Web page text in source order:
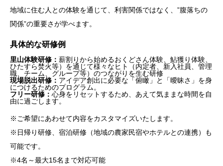
地域に住む人との体験を通じて、利害関係ではなく、”腹落ちの
関係”の重要さが学べます。
具体的な研修例
里山体験研修： 薪割りから始めるおくどさん体験、鮎獲り体験、
ひたすら焚火等）を通じて様々なヒト（内定者、新入社員、管理
職、チーム、グループ等）のつながりを生む研修
現場脱出研修： アイデア創出に必要な「俯瞰」と「曖昧さ」を身
につけるためのプログラム。
フリー研修： 心身をリセットするため、あえて気ままな時間を自
由に過ごします。
※ご希望にあわせて内容をカスタマイズいたします。
※日帰り研修、宿泊研修（地域の農家民宿やホテルとの連携）も
可能です。
※4名～最大15名まで対応可能